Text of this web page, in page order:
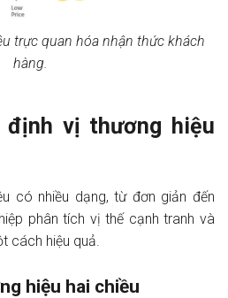
trực quan hóa nhận thức khách
hàng.
vị thương hiệu
có nhiều dạng, từ đơn giản đến
phân tích vị thế cạnh tranh và
cách hiệu quả.
hiệu hai chiều